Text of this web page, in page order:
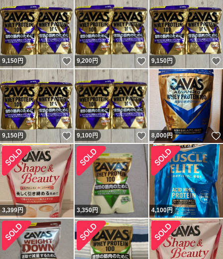
9,150円 いいね！
9,200円 いいね！
9,150円
9,150円 いいね！
9,100円 いいね！
8,000円
3,399円 3,350円 4,100円